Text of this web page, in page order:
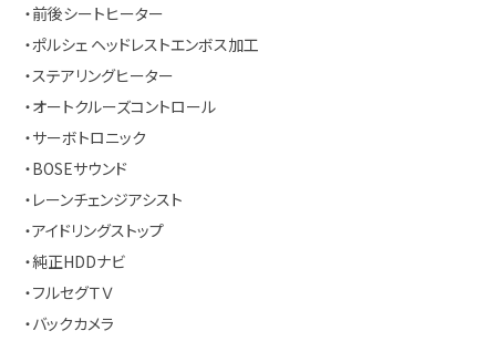
・前後シートヒーター
・ポルシェ ヘッドレストエンボス加工
・ステアリングヒーター
・オートクルーズコントロール
・サーボトロニック
・BOSEサウンド
・レーンチェンジアシスト
・アイドリングストップ
・純正HDDナビ
・フルセグＴＶ
・バックカメラ